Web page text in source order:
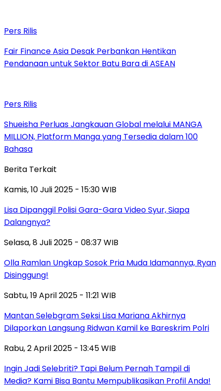
Pers Rilis
Fair Finance Asia Desak Perbankan Hentikan
Pendanaan untuk Sektor Batu Bara di ASEAN
Pers Rilis
Shueisha Perluas Jangkauan Global melalui MANGA
MILLION, Platform Manga yang Tersedia dalam 100
Bahasa
Berita Terkait
Kamis, 10 Juli 2025 - 15:30 WIB
Lisa Dipanggil Polisi Gara-Gara Video Syur, Siapa
Dalangnya?
Selasa, 8 Juli 2025 - 08:37 WIB
Olla Ramlan Ungkap Sosok Pria Muda Idamannya, Ryan
Disinggung!
Sabtu, 19 April 2025 - 11:21 WIB
Mantan Selebgram Seksi Lisa Mariana Akhirnya
Dilaporkan Langsung Ridwan Kamil ke Bareskrim Polri
Rabu, 2 April 2025 - 13:45 WIB
Ingin Jadi Selebriti? Tapi Belum Pernah Tampil di
Media? Kami Bisa Bantu Mempublikasikan Profil Anda!